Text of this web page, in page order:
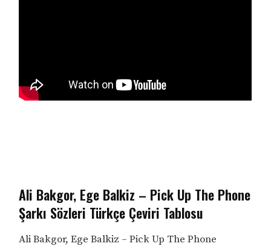
Ali Bakgor, Ege Balkiz – Pick Up The Phone
Şarkı Sözleri Türkçe Çeviri Tablosu
Ali Bakgor, Ege Balkiz – Pick Up The Phone